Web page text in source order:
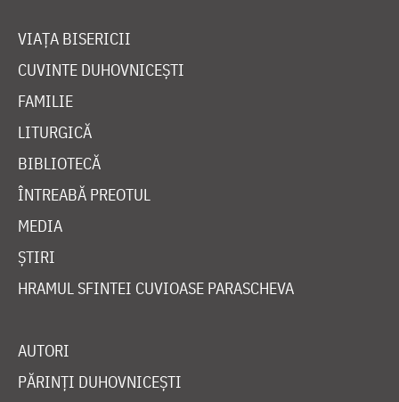
VIAȚA BISERICII
CUVINTE DUHOVNICEȘTI
FAMILIE
LITURGICĂ
BIBLIOTECĂ
ÎNTREABĂ PREOTUL
MEDIA
ȘTIRI
HRAMUL SFINTEI CUVIOASE PARASCHEVA
AUTORI
PĂRINȚI DUHOVNICEȘTI